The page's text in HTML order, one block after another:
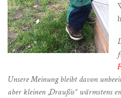
Unsere Meinung bleibt davon
aber kleinen „Draußis“ wärmstens